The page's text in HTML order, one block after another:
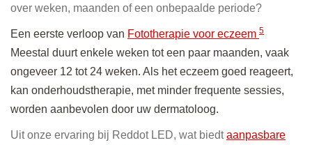
over weken, maanden of een onbepaalde periode?
Een eerste verloop van Fototherapie voor eczeem 5
Meestal duurt enkele weken tot een paar maanden, vaak
ongeveer 12 tot 24 weken. Als het eczeem goed reageert,
kan onderhoudstherapie, met minder frequente sessies,
worden aanbevolen door uw dermatoloog.
Uit onze ervaring bij Reddot LED, wat biedtaanpasbare